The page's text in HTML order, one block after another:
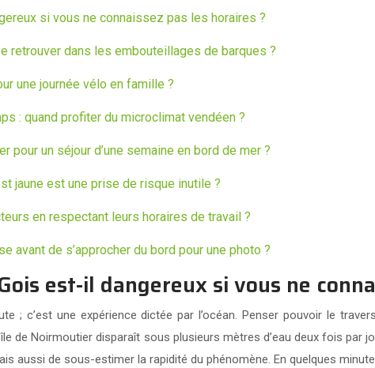
si vous ne connaissez pas les horaires ?
retrouver dans les embouteillages de barques ?
une journée vélo en famille ?
: quand profiter du microclimat vendéen ?
pour un séjour d’une semaine en bord de mer ?
jaune est une prise de risque inutile ?
en respectant leurs horaires de travail ?
avant de s’approcher du bord pour une photo ?
est-il dangereux si vous ne
; c’est une expérience dictée par l’océan. Penser pouvoir le
de Noirmoutier disparaît sous plusieurs mètres d’eau deux fois par
aussi de sous-estimer la rapidité du phénomène. En quelques